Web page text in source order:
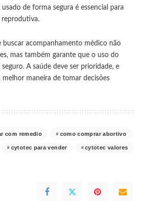
de forma segura é essencial para
reprodutiva.
buscar acompanhamento médico não
mas também garante que o uso do
A saúde deve ser prioridade, e
maneira de tomar decisões
com remedio como comprar abortivo
cytotec para vender cytotec valores